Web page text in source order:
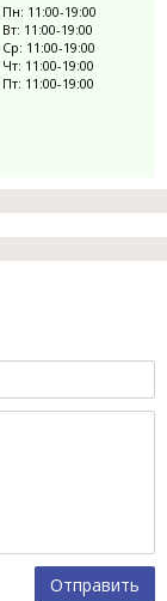
Пн: 11:00-19:00
Вт: 11:00-19:00
Ср: 11:00-19:00
Чт: 11:00-19:00
Пт: 11:00-19:00
Отправить